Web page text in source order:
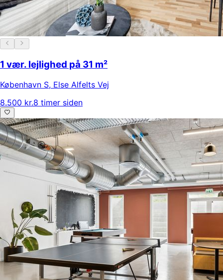
1 vær. lejlighed på 31 m²
København S, Else Alfelts Vej
8.500 kr.8 timer siden